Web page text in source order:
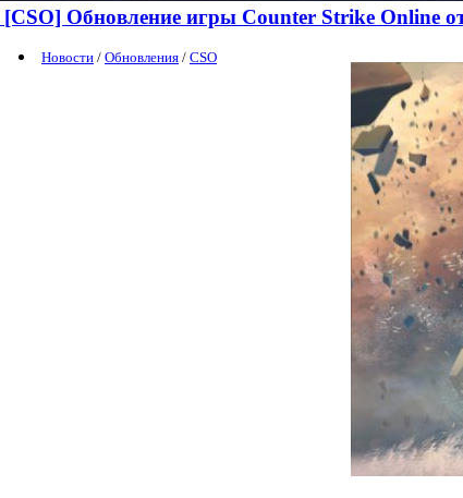
[CSO] Обновление игры Сounter Strike Online
Новости / Обновления / CSO